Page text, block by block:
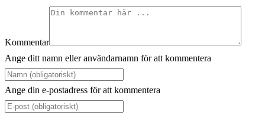
Kommentar
Ange ditt namn eller användarnamn för att kommentera
Ange din e-postadress för att kommentera